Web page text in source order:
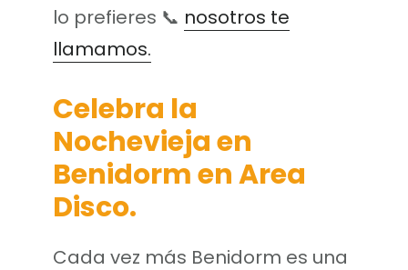
lo prefieres 📞 nosotros te
llamamos.
Celebra la
Nochevieja en
Benidorm en Area
Disco.
Cada vez más Benidorm es una